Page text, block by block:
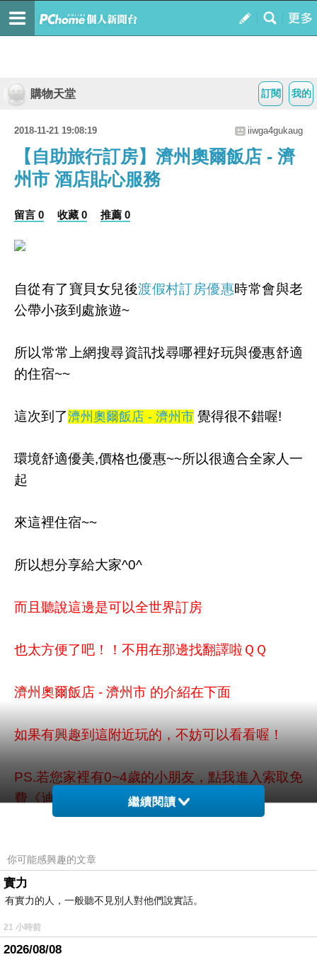
我的
訂閱
購物天堂
2018-11-21 19:08:19 iiwga4gukaug
【自助旅行訂房】濟州奧爾飯店 - 濟
州市 酒店貼心服務
留言 0 收藏 0 推薦 0
自從有了寶貝女兒後渡假村訂房優惠時常會與老
公帶小孩到處旅遊~
所以常常上網搜尋資訊找尋哪裡好玩與優惠舒適
的住宿~~
這次到了濟州奧爾飯店 - 濟州市 覺得很不錯喔!
環境舒適優美,價格也優惠~~所以很適合全家人一
起
來這裡住宿~~
所以想分享給大家^0^
而且聽說這邊是可以全世界訂房
也太方便了吧！！不用在那邊找翻譯啦ＱＱ
濟州奧爾飯店 - 濟州市 的介紹在下面
如果有興趣到這附近玩的，不妨可以看看喔！
PS.若您家裡有0~4歲的小朋友，點我進入索取免
費《迪士尼美語世界試用包》
預訂酒店限時折扣
↓↓↓限量特優價格按鈕↓↓↓
繼續閱讀
你可能感興趣的文章
實力
有實力的人，一般聽不見別人對他們說實話。
21 小時前
2026/08/08